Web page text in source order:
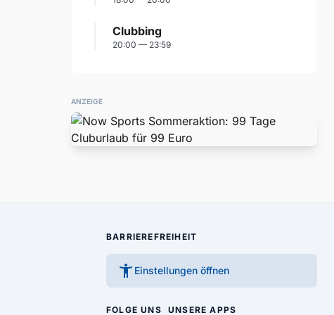
Clubbing
20:00 — 23:59
ANZEIGE
BARRIEREFREIHEIT
accessibility_new Einstellungen öffnen
FOLGE UNS UNSERE APPS